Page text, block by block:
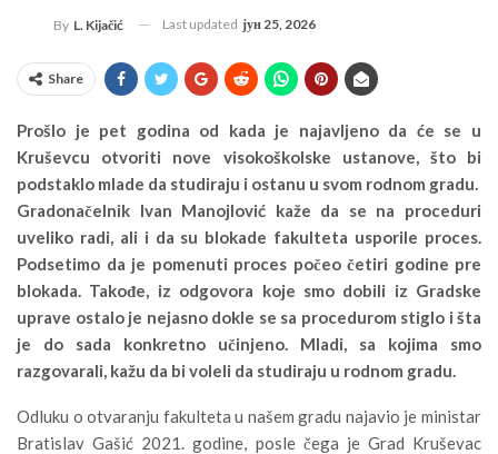
By L. Kijačić Last updated јун 25, 2026
Share
Prošlo je pet godina od kada je najavljeno da će se u
Kruševcu otvoriti nove visokoškolske ustanove, što bi
podstaklo mlade da studiraju i ostanu u svom rodnom gradu.
Gradonačelnik Ivan Manojlović kaže da se na proceduri
uveliko radi, ali i da su blokade fakulteta usporile proces.
Podsetimo da je pomenuti proces počeo četiri godine pre
blokada. Takođe, iz odgovora koje smo dobili iz Gradske
uprave ostalo je nejasno dokle se sa procedurom stiglo i šta
je do sada konkretno učinjeno. Mladi, sa kojima smo
razgovarali, kažu da bi voleli da studiraju u rodnom gradu.
Odluku o otvaranju fakulteta u našem gradu najavio je ministar
Bratislav Gašić 2021. godine, posle čega je Grad Kruševac